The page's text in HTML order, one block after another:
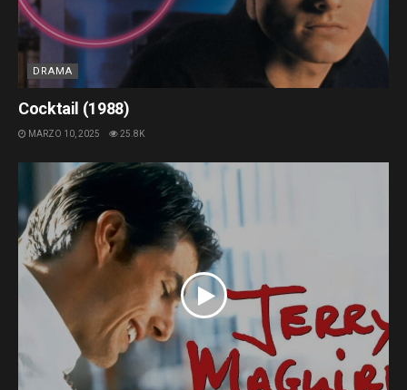
DRAMA
Cocktail (1988)
MARZO 10, 2025 25.8K